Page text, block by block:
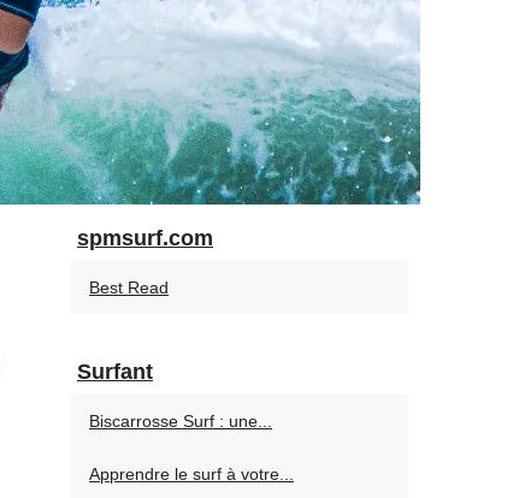
spmsurf.com
Best Read
Surfant
Biscarrosse Surf : une...
Apprendre le surf à votre...